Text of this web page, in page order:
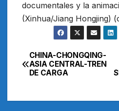
documentales y la
(Xinhua/Jiang Hongjing)
Navegación
de
entradas
CHINA-CHONGQING-
ASIA CENTRAL-TREN
DE CARGA